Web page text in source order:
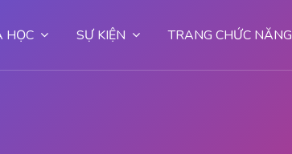
HỌC SỰ KIỆN TRANG CHỨC NĂNG